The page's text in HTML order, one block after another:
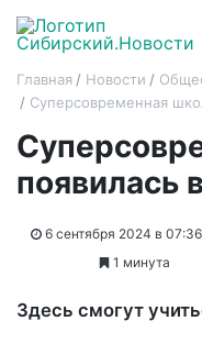
Главная Новости
Суперсовременная
появилась
6 сентября 2024 в 07:36
1 минута
Здесь смогут